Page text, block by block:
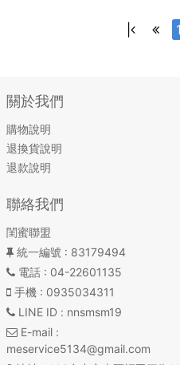
1
關於我們
購物說明
退換貨說明
退款說明
聯絡我們
閨蜜聯盟
統一編號 : 83179494
電話: 04-22601135
手機 : 0935034311
LINE ID : nnsmsm19
E-mail:
meservice5134@gmail.com